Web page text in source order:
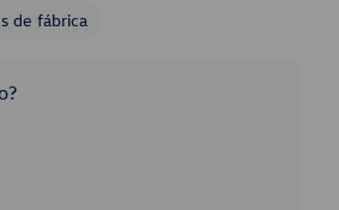
de fábrica